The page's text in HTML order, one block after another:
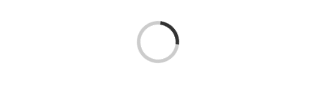
Loading...